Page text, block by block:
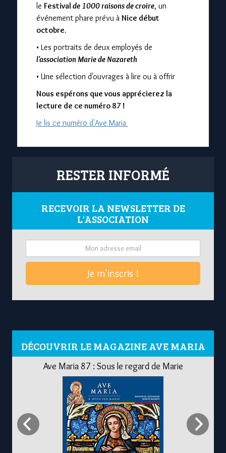
le Festival de 1000 raisons de croire, un
événement phare prévu à Nice début
octobre.
• Les portraits de deux employés de
l'association Marie de Nazareth
• Une sélection d'ouvrages à lire ou à offrir
Nous espérons que vous apprécierez la
lecture de ce numéro 87 !
Je lis ce numéro d'Ave Maria
RESTER INFORMÉ
RECEVOIR LA NEWSLETTER DE
L'ASSOCIATION
Je m'inscris !
DÉCOUVRIR LE MAGAZINE AVE MARIA
Ave Maria 87 : Sous le regard de Marie